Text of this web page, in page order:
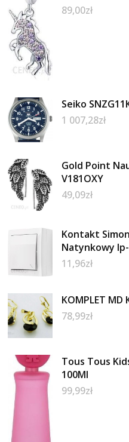
89,00zł
Seiko
1 007,28zł
Gold Point
V181OXY
49,09zł
Kontakt
Natynkowy Ip-
11,96zł
KOMPLET MD
78,99zł
Tous Tous
100Ml
99,99zł